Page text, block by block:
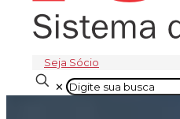
Seja Sócio
✕